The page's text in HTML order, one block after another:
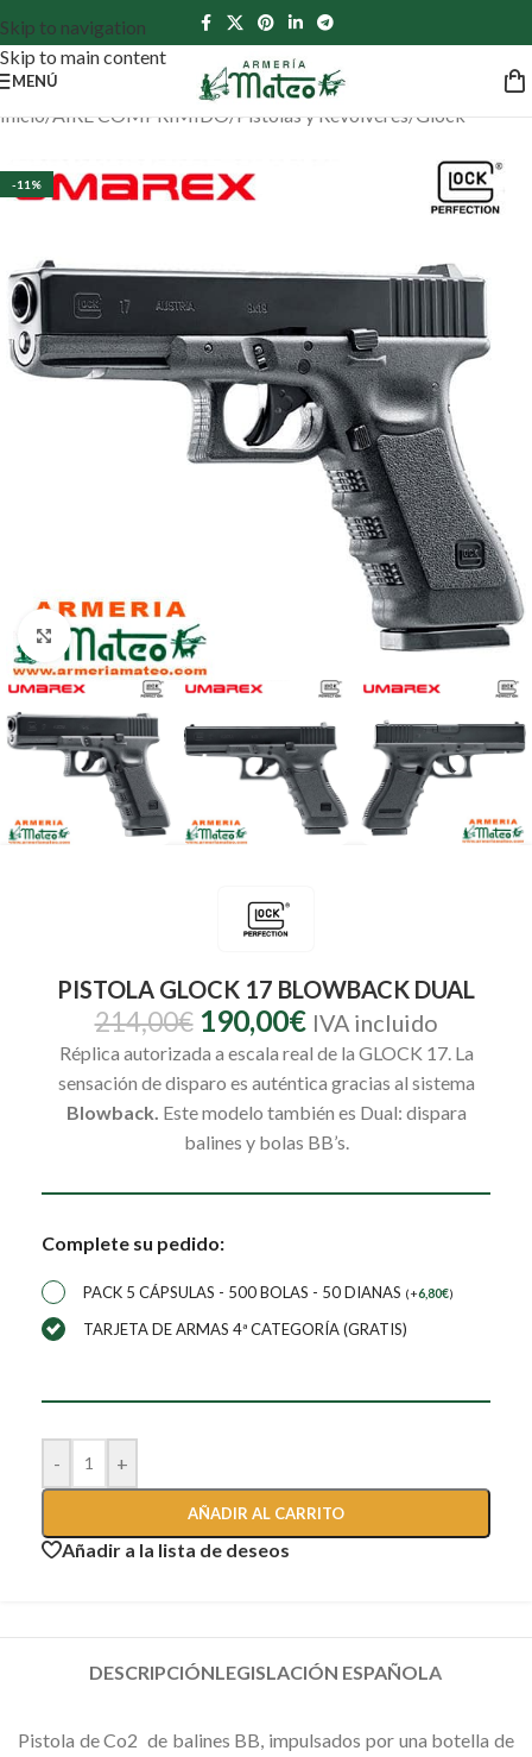
Skip to navigation
Skip to main content
MENÚ
Inicio/AIRE COMPRIMIDO/ Pistolas y Revólveres/ Glock
-11%
Clic para ampliar
PISTOLA GLOCK 17 BLOWBACK DUAL
214,00€ 190,00€ IVA incluido
Réplica autorizada a escala real de la GLOCK 17. La
sensación de disparo es auténtica gracias al sistema
Blowback. Este modelo también es Dual: dispara
balines y bolas BB’s.
Complete su pedido:
PACK 5 CÁPSULAS - 500 BOLAS - 50 DIANAS (+6,80€)
TARJETA DE ARMAS 4ª CATEGORÍA (GRATIS)
- +
AÑADIR AL CARRITO
Añadir a la lista de deseos
DESCRIPCIÓNLEGISLACIÓN ESPAÑOLA
Pistola de Co2 de balines BB, impulsados por una botella de